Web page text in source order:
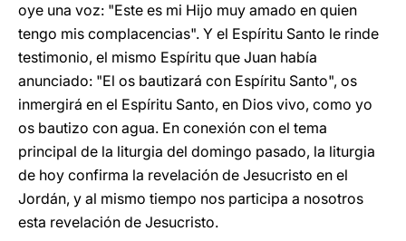
oye una voz: "Este es mi Hijo muy amado en quien
tengo mis complacencias". Y el Espíritu Santo le rinde
testimonio, el mismo Espíritu que Juan había
anunciado: "El os bautizará con Espíritu Santo", os
inmergirá en el Espíritu Santo, en Dios vivo, como yo
os bautizo con agua. En conexión con el tema
principal de la liturgia del domingo pasado, la liturgia
de hoy confirma la revelación de Jesucristo en el
Jordán, y al mismo tiempo nos participa a nosotros
esta revelación de Jesucristo.